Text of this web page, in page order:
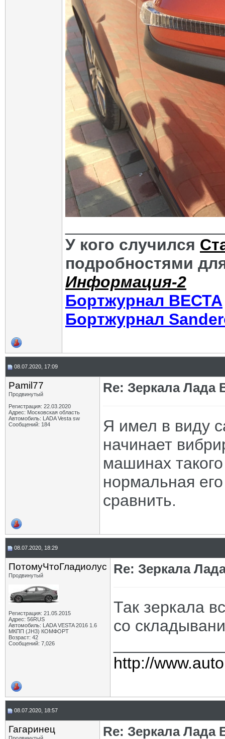
У кого случился
подробностями
Информация-2
Бортжурнал ВЕСТА
Бортжурнал
08.07.2020, 17:09
Pamil77
Продвинутый
Регистрация: 22.03.2020
Адрес: Московская область
Автомобиль: LADA Vesta sw
Сообщений: 184
Re: Зеркала Лада
Я имел в виду
начинает
машинах
нормальная
сравнить.
08.07.2020, 18:29
ПотомуЧтоГладиолус
Продвинутый
Регистрация: 21.05.2015
Адрес: 56RUS
Автомобиль: LADA VESTA 2016 1.6
МКПП (JH3) КОМФОРТ
Возраст: 42
Сообщений: 7,026
Re: Зеркала
Так зеркала
со
http://
08.07.2020, 18:57
Гагаринец Re: Зеркала Лада